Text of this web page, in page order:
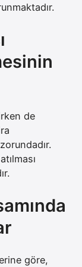
de
göre,